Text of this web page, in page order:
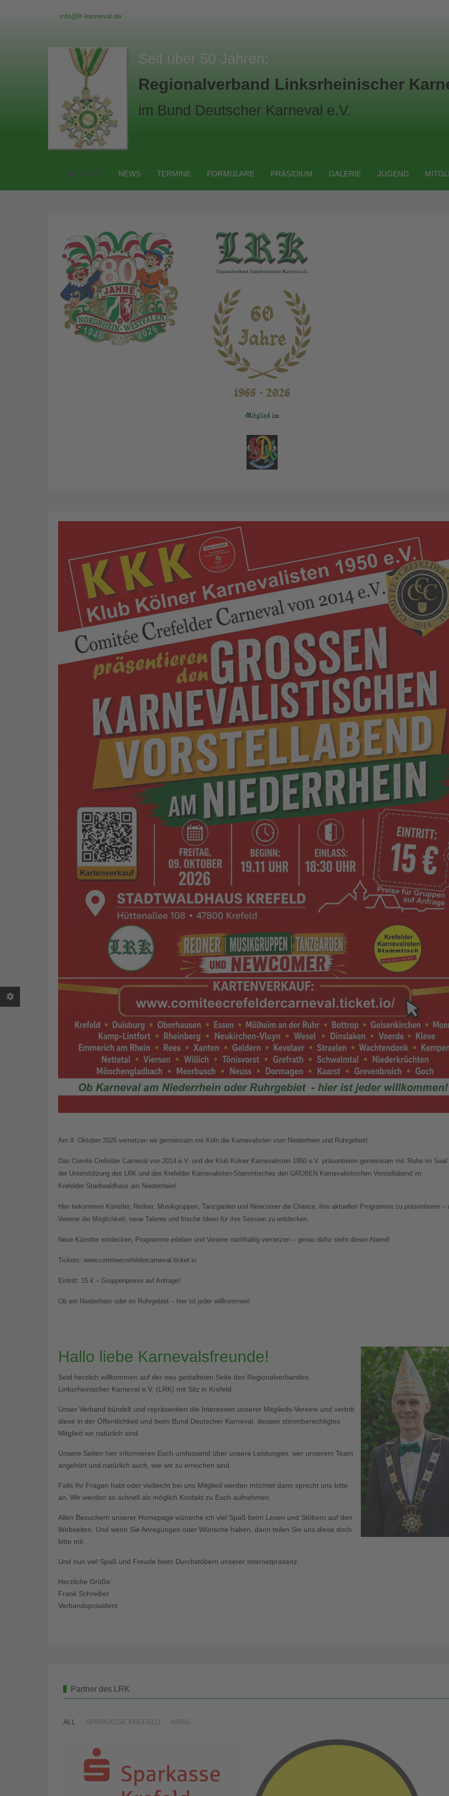
info@lr-karneval.de
Seit über 50 Jahren:
Regionalverband Linksrheinischer
im Bund Deutscher Karneval e.V.
HOME NEWS TERMINE FORMULARE PRÄSIDIUM GALERIE JUGEND
Am 9. Oktober 2026 vernetzen wir gemeinsam mit Köln die Karnevalisten vom Niederrhein und Ruhrgebiet!
Das Comité Crefelder Carneval von 2014 e.V. und der Klub Kölner Karnevalisten 1950 e.V. präsentieren gemeinsam mit ‘Ruhe im Saal’
der Unterstützung des LRK und des Krefelder Karnevalisten-Stammtisches den GROßEN Karnevalistischen Vorstellabend im
Krefelder Stadtwaldhaus am Niederrhein!
Hier bekommen Künstler, Redner, Musikgruppen, Tanzgarden und Newcomer die Chance, ihre aktuellen Programme zu präsentieren –
Vereine die Möglichkeit, neue Talente und frische Ideen für ihre Session zu entdecken.
Neue Künstler entdecken, Programme erleben und Vereine nachhaltig vernetzen – genau dafür steht dieser Abend!
Tickets: www.comiteecrefeldercarneval.ticket.io
Eintritt: 15 € – Gruppenpreise auf Anfrage!
Ob am Niederrhein oder im Ruhrgebiet – hier ist jeder willkommen!
Hallo liebe Karnevalsfreunde!
Seid herzlich willkommen auf der neu gestalteten Seite des Regionalverbandes
Linksrheinischer Karneval e.V. (LRK) mit Sitz in Krefeld.
Unser Verband bündelt und repräsentiert die Interessen unserer Mitglieds-Vereine und vertritt
diese in der Öffentlichkeit und beim Bund Deutscher Karneval, dessen stimmberechtigtes
Mitglied wir natürlich sind.
Unsere Seiten hier informieren Euch umfassend über unsere Leistungen, wer unserem Team
angehört und natürlich auch, wie wir zu erreichen sind.
Falls Ihr Fragen habt oder vielleicht bei uns Mitglied werden möchtet dann sprecht uns bitte
an. Wir werden so schnell als möglich Kontakt zu Euch aufnehmen.
Allen Besuchern unserer Homepage wünsche ich viel Spaß beim Lesen und Stöbern auf den
Webseiten. Und wenn Sie Anregungen oder Wünsche haben, dann teilen Sie uns diese doch
bitte mit.
Und nun viel Spaß und Freude beim Durchstöbern unserer Internetpräsenz.
Herzliche Grüße
Frank Schreiber
Verbandspräsident
Partner des LRK
ALL SPARKASSE KREFELD ARAG